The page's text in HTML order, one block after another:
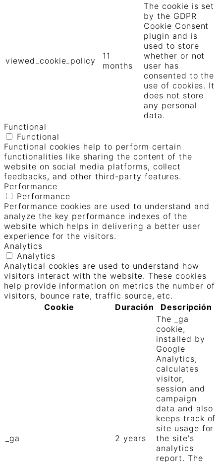
viewed_cookie_policy
11
months
The cookie is set
by the GDPR
Cookie Consent
plugin and is
used to store
whether or not
user has
consented to the
use of cookies. It
does not store
any personal
data.
Functional
Functional
Functional cookies help to perform certain
functionalities like sharing the content of the
website on social media platforms, collect
feedbacks, and other third-party features.
Performance
Performance
Performance cookies are used to understand and
analyze the key performance indexes of the
website which helps in delivering a better user
experience for the visitors.
Analytics
Analytics
Analytical cookies are used to understand how
visitors interact with the website. These cookies
help provide information on metrics the number of
visitors, bounce rate, traffic source, etc.
Cookie
Duración Descripción
_ga 2 years
The _ga
cookie,
installed by
Google
Analytics,
calculates
visitor,
session and
campaign
data and also
keeps track of
site usage for
the site's
analytics
report. The